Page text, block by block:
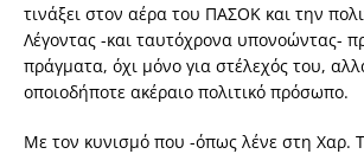
τινάξει στον αέρα του ΠΑΣΟΚ και την
Λέγοντας -και ταυτόχρονα υπονοώντας-
πράγματα, όχι μόνο για στέλεχός του,
οποιοδήποτε ακέραιο πολιτικό πρόσωπο.
Με τον κυνισμό που -όπως λένε στη Χαρ.